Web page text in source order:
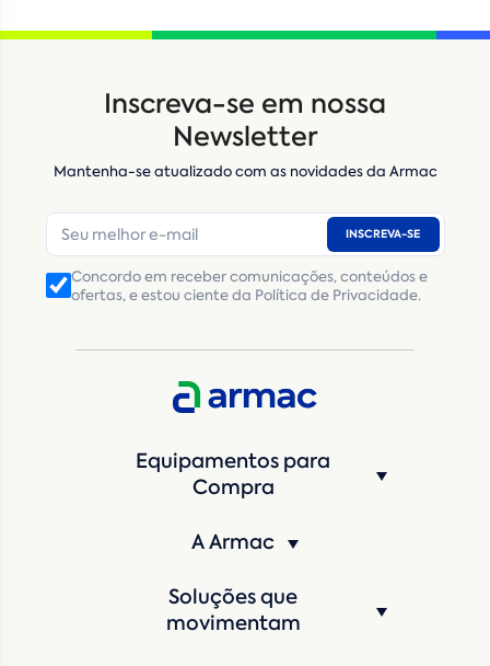
Inscreva-se em nossa
Newsletter
Mantenha-se atualizado com as novidades da Armac
INSCREVA-SE
Concordo em receber comunicações, conteúdos e
ofertas, e estou ciente da Política de Privacidade.
Equipamentos para
Compra
A Armac
Soluções que
movimentam
Locação Compra de seminovos
E-mail*
Número de telefone
CNPJ Inscrição Estadual(Produtor Rural)
CNPJ da empresa/ CPF - Produtor rural*
Máquina de interesse*
Qual o período de locação? *